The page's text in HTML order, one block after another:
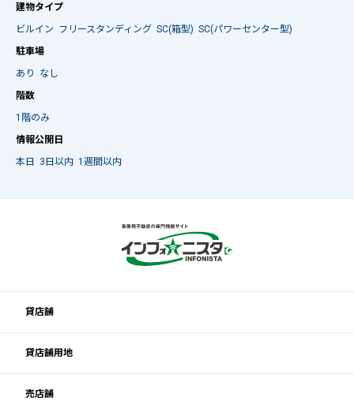
建物タイプ
ビルイン フリースタンディング SC(箱型) SC(パワーセンター型)
駐車場
あり
なし
階数
1階のみ
情報公開日
本日
3日以内 1週間以内
貸店舗
貸店舗用地
売店舗